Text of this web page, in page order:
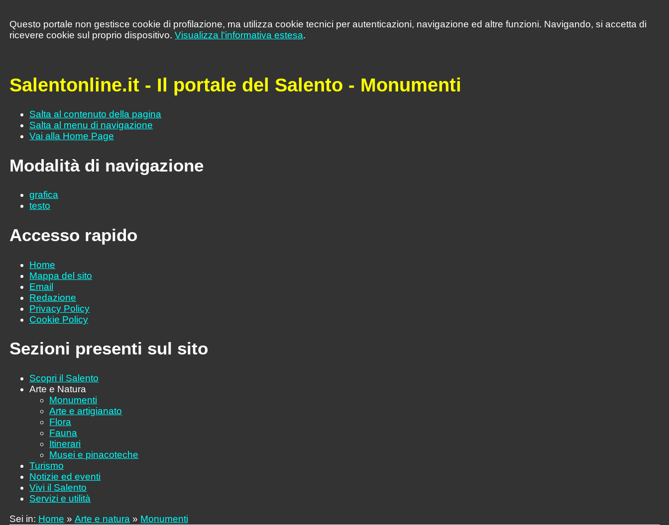
Questo portale non gestisce cookie di profilazione, ma utilizza cookie tecnici per autenticazioni, navigazione ed altre funzioni. Navigando, si accetta di
ricevere cookie sul proprio dispositivo.Visualizza l'informativa estesa.
Salentonline.it - Il portale del Salento - Monumenti
Salta al contenuto della pagina
Salta al menu di navigazione
Vai alla Home Page
Modalità di navigazione
grafica
testo
Accesso rapido
Home
Mappa del sito
Email
Redazione
Privacy Policy
Cookie Policy
Sezioni presenti sul sito
Scopri il Salento
Arte e Natura
Monumenti
Arte e artigianato
Flora
Fauna
Itinerari
Musei e pinacoteche
Turismo
Notizie ed eventi
Vivi il Salento
Servizi e utilità
Sei in: Home »Arte e natura » Monumenti